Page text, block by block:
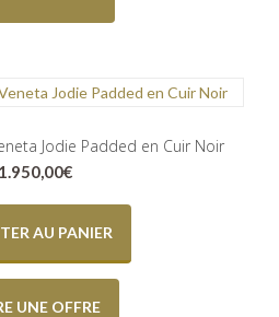
Jodie Padded en Cuir Noir
1.950,00€
AU PANIER
UNE OFFRE